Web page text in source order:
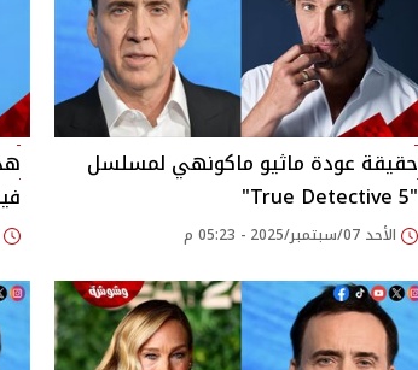
حقيقة عودة ماثيو ماكونهي لمسلسل
"5 True Detective"
الأحد 07/سبتمبر/2025 - 05:23 م